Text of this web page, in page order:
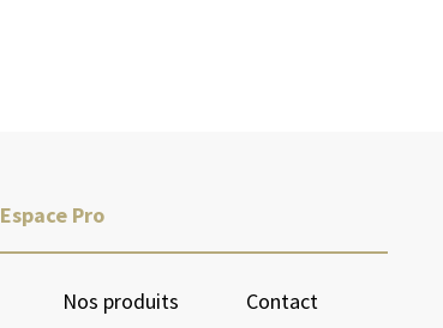
Espace Pro
Nos produits Contact